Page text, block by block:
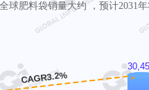
球肥料袋销量大约 ，预计2031